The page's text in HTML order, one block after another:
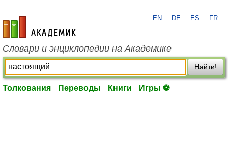
academic.ru
EN DE ES FR
Словари и энциклопедии на Академике
Найти!
Толкования Переводы Книги Игры ⚽